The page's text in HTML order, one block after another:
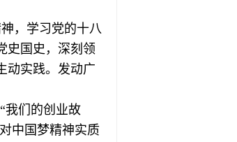
，学习党的十八
史国史，深刻领
动实践。发动广
我们的创业故
中国梦精神实质